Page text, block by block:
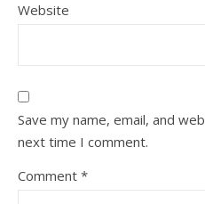
Website
Save my name, email, and
next time I comment.
Comment *